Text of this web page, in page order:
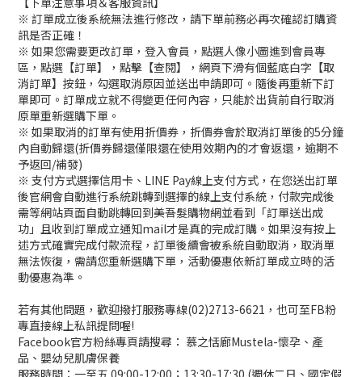
※ 訂單成立後系統無法進行修改，請下單前務必再次確認訂購資
訊是否正確！
※ 如果您需要更改訂單，登入會員，點選人像小圖進到會員專
區，點選【訂單】，點擊【查閱】，網頁下滑有個藍底白字【取
消訂單】按鈕，勾選取消原因並送出申請即可。隨後再重新下訂
單即可。訂單成立就不得變更任何內容，只能於出貨前自行取消
原單重新選購下單。
※ 如果取消的訂單有使用折價券，折價券會於取消訂單後的5分鐘
內自動歸還(折價券歸還僅限還在使用效期內的才會返還，逾期不
予返回/補發)
※ 支付方式選擇信用卡、LINE Pay線上支付方式，在您送出訂單
後官網會自動進行系統跳轉到選擇的線上支付系統，付款完成後
需等網站頁面自動跳轉回到美吾髮購物網並看到「訂單送出成
功」且收到訂單成立通知mail才是真的完成訂購。如果沒有按上
述方式確實完成付款流程，訂單後續會被系統自動取消，取消單
無法恢復，需請您重新選購下單，活動優惠依新訂單成立時的活
動優惠為準。
若有其他問題，歡迎撥打服務專線(02)2713-6621，也可至FB粉
專直接線上私訊提問喔!
Facebook官方粉絲專頁請搜尋： 慕之恬廊Mustela-懷孕、產
品、嬰幼兒肌膚保養
服務時間：一至五 09:00-12:00；13:30-17:30 (週休二日、國定假